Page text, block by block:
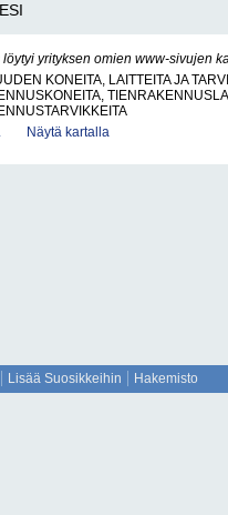
yrityksen omien www-sivujen
KONEITA, LAITTEITA JA
Näytä kartalla
Lisää Suosikkeihin Hakemisto